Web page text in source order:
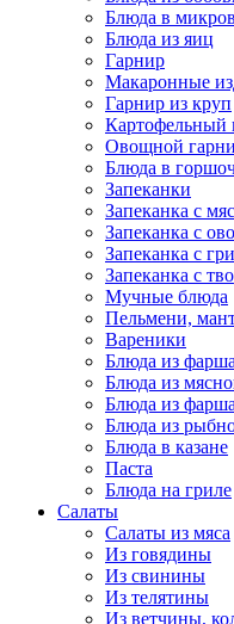
Блюда в
Блюда из яиц
Гарнир
Макаронные
Гарнир из круп
Картофельный
Овощной
Блюда в
Запеканки
Запеканка с
Запеканка с
Запеканка с
Запеканка с
Мучные блюда
Пельмени,
Вареники
Блюда из фарша
Блюда из
Блюда из
Блюда из
Блюда в казане
Паста
Блюда на гриле
Салаты
Салаты из мяса
Из говядины
Из свинины
Из телятины
Из ветчины,